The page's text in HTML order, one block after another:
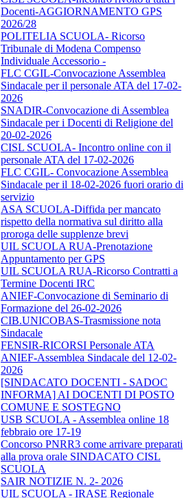
Docenti-AGGIORNAMENTO GPS
2026/28
POLITELIA SCUOLA- Ricorso
Tribunale di Modena Compenso
Individuale Accessorio -
FLC CGIL-Convocazione Assemblea
Sindacale per il personale ATA del 17-02-
2026
SNADIR-Convocazione di Assemblea
Sindacale per i Docenti di Religione del
20-02-2026
CISL SCUOLA- Incontro online con il
personale ATA del 17-02-2026
FLC CGIL- Convocazione Assemblea
Sindacale per il 18-02-2026 fuori orario di
servizio
ASA SCUOLA-Diffida per mancato
rispetto della normativa sul diritto alla
proroga delle supplenze brevi
UIL SCUOLA RUA-Prenotazione
Appuntamento per GPS
UIL SCUOLA RUA-Ricorso Contratti a
Termine Docenti IRC
ANIEF-Convocazione di Seminario di
Formazione del 26-02-2026
CIB.UNICOBAS-Trasmissione nota
Sindacale
FENSIR-RICORSI Personale ATA
ANIEF-Assemblea Sindacale del 12-02-
2026
[SINDACATO DOCENTI - SADOC
INFORMA] AI DOCENTI DI POSTO
COMUNE E SOSTEGNO
USB SCUOLA - Assemblea online 18
febbraio ore 17-19
Concorso PNRR3 come arrivare preparati
alla prova orale SINDACATO CISL
SCUOLA
SAIR NOTIZIE N. 2- 2026
UIL SCUOLA - IRASE Regionale